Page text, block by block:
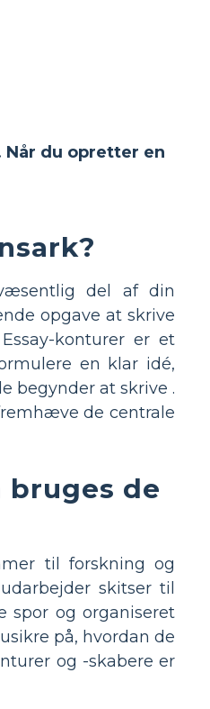
du opretter en
del af din
opgave at skrive
konturer er et
en klar idé,
begynder at skrive .
de centrale
de
til forskning og
skitser til
spor og organiseret
på, hvordan de
og -skabere er